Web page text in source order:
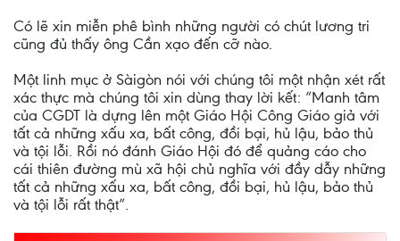
Có lẽ xin miễn phê bình những người có chút lương tri
cũng đủ thấy ông Cần xạo đến cỡ nào.
Một linh mục ở Sàigòn nói với chúng tôi một nhận xét rất
xác thực mà chúng tôi xin dùng thay lời kết: “Manh tâm
của CGDT là dựng lên một Giáo Hội Công Giáo giả với
tất cả những xấu xa, bất công, đồi bại, hủ lậu, bảo thủ
và tội lỗi. Rồi nó đánh Giáo Hội đó để quảng cáo cho
cái thiên đường mù xã hội chủ nghĩa với đầy dẫy những
tất cả những xấu xa, bất công, đồi bại, hủ lậu, bảo thủ
và tội lỗi rất thật”.